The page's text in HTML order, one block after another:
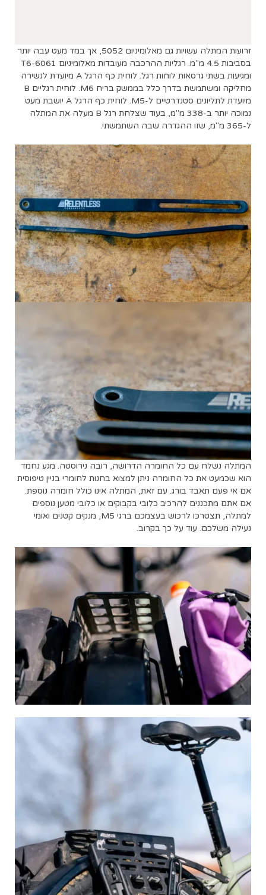
זרועות המתלה עשויות גם מאלומיניום 5052, אך במד מעט עבה יותר
בסביבות 4.5 מ"מ. רגליות ההרכבה מעובדות מאלומיניום 6061-T6
ומגיעות בשתי גרסאות לוחות רגל. לוחית כף הרגל A מיועדת לנשירה
מחליקה ומשתמשת בדרך כלל בממשק בריח M6. לוחית רגליים B
מיועדת לתליונים סטנדרטיים ל-M5. לוחית כף הרגל A יושבת מעט
נמוכה יותר ב-338 מ"מ, בעוד שצלחת רגל B מעלה את המתלה
ל-365 מ"מ, שזו ההגדרה שבה השתמשתי.
המתלה נשלח עם כל החומרה הדרושה, רובה נירוסטה. מגע נחמד
הוא שכמעט את כל החומרה ניתן למצוא בחנות לחומרי בניין טיפוסית
אם אי פעם תאבד בורג. עם זאת, המתלה אינו כולל חומרה נוספת.
אם אתם מתכננים להרכיב כלובי בקבוקים או כלובי מטען נוספים
למתלה, תצטרכו לרכוש בעצמכם ברגי M5, מנקים קטנים ואומי
נעילה משלכם. עוד על כך בקרוב.